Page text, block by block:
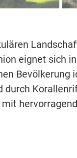
eignet sich
Bevölkerung
durch